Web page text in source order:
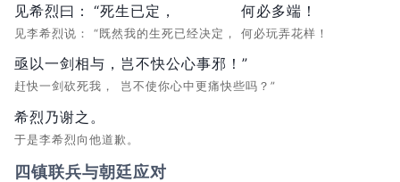
见希烈曰：
见李希烈说：
“死生已定，
“既然我的生死已经决定，
何必多端！
何必玩弄花样！
亟以一剑相与，
赶快一剑砍死我，
岂不快公心事邪！”
岂不使你心中更痛快些吗？”
希烈乃谢之。
于是李希烈向他道歉。
四镇联兵与朝廷应对